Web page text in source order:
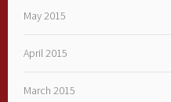
May 2015
April 2015
March 2015